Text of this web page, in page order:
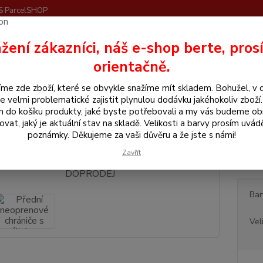
ParcelSHOP
Hledat
pro koně Přední neoprenové chrániče s výliskem KenTaur DOPRODEJ
neoprenové chrániče s
zákazníci, náš e-shop berte,
orientačně.
zde zboží, které se obvykle snažíme mít skladem. Bohužel, v
velmi problematické zajistit plynulou dodávku jakéhokoliv
do košíku produkty, jaké byste potřebovali a my vás budeme
jaký je aktuální stav na skladě. Velikosti a barvy prosím
poznámky. Děkujeme za vaši důvěru a že jste s námi!
Zavřít